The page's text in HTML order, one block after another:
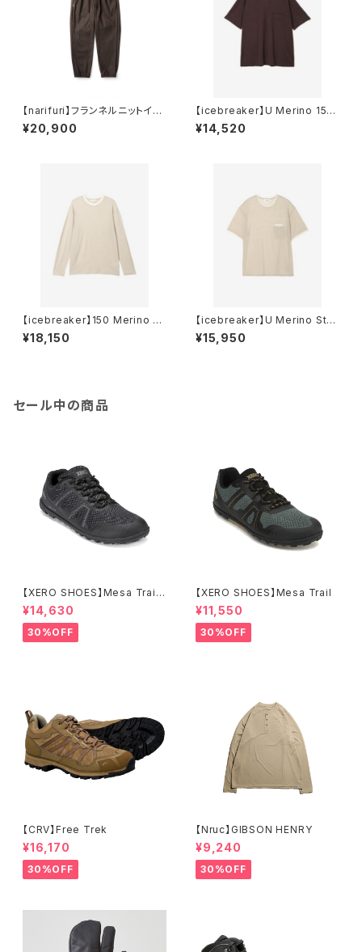
【narifuri】フランネルニットイー
ジージョガーズ
¥20,900
【icebreaker】U Merino 150
SS Pocket Tee
¥14,520
【icebreaker】150 Merino St
ripe LS Tee
¥18,150
【icebreaker】U Merino Stri
pe 150 SS Tee
¥15,950
セール中の商品
【XERO SHOES】Mesa Trail
WP (ブラック)
¥14,630
30%OFF
【XERO SHOES】Mesa Trail
¥11,550
30%OFF
【CRV】Free Trek
¥16,170
30%OFF
【Nruc】GIBSON HENRY
¥9,240
30%OFF